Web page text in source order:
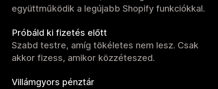
együttműködik a legújabb Shopify funkciókkal.
Próbáld ki fizetés előtt
Szabd testre, amíg tökéletes nem lesz. Csak
akkor fizess, amikor közzéteszed.
Villámgyors pénztár